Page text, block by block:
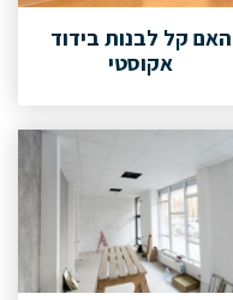
האם קל לבנות בידוד
אקוסטי